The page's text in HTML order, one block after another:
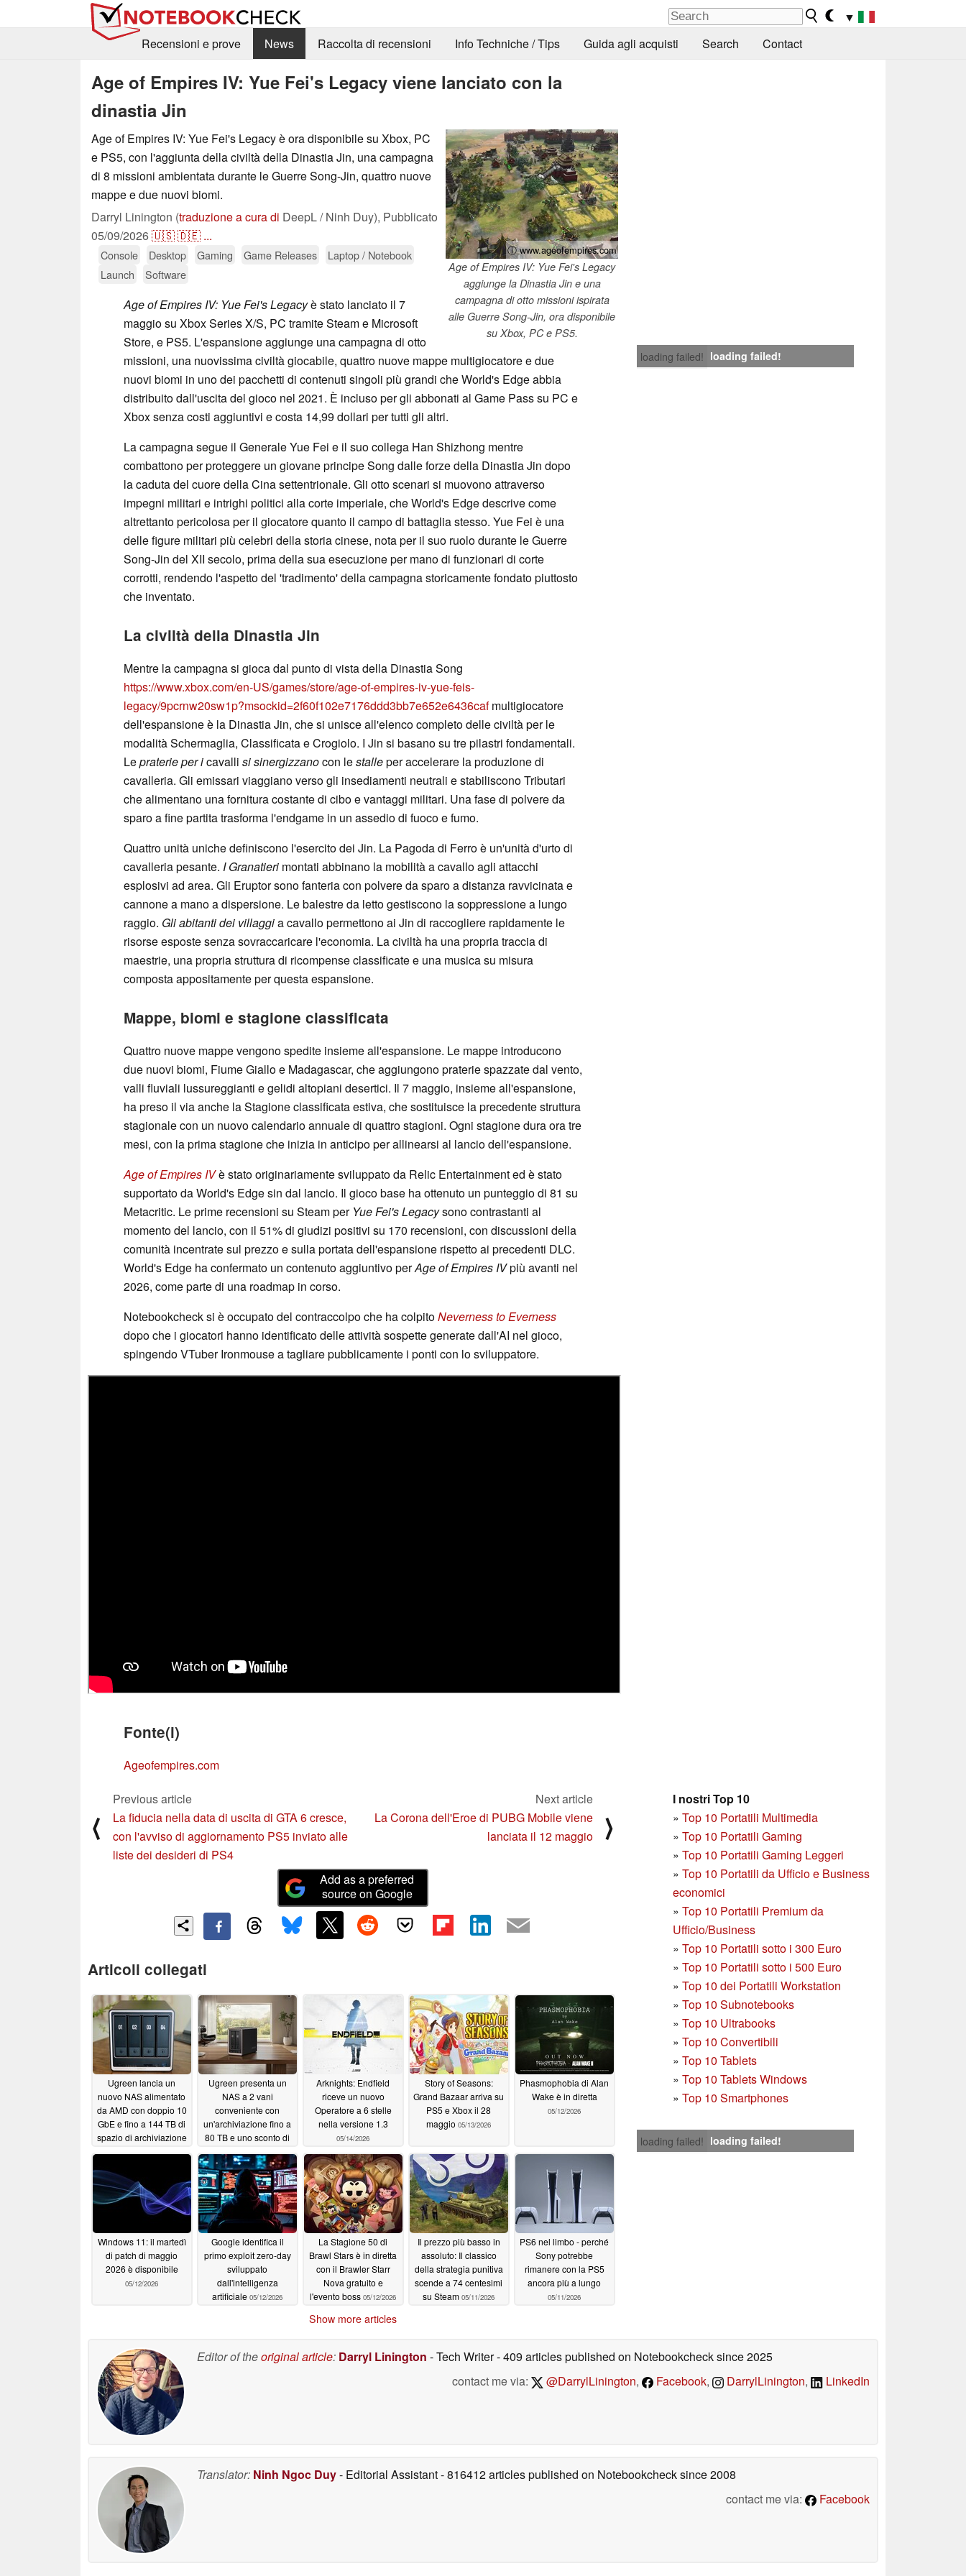
▼
Recensioni e prove
News Raccolta di recensioni Info Techniche / Tips Guida agli acquisti Search Contact
Age of Empires IV: Yue Fei's Legacy viene lanciato con la
dinastia Jin
ⓘ www.ageofempires.com
Age of Empires IV: Yue Fei's Legacy
aggiunge la Dinastia Jin e una
campagna di otto missioni ispirata
alle Guerre Song-Jin, ora disponibile
su Xbox, PC e PS5.
Age of Empires IV: Yue Fei's Legacy è ora disponibile su Xbox, PC
e PS5, con l'aggiunta della civiltà della Dinastia Jin, una campagna
di 8 missioni ambientata durante le Guerre Song-Jin, quattro nuove
mappe e due nuovi biomi.
Darryl Linington (traduzione a cura di DeepL / Ninh Duy), Pubblicato
05/09/2026🇺🇸🇩🇪 ...
Console Desktop Gaming Game Releases
Laptop / Notebook
Launch
Software
loading failed! loading failed!
Age of Empires IV: Yue Fei's Legacyè stato lanciato il 7
maggio su Xbox Series X/S, PC tramite Steam e Microsoft
Store, e PS5. L'espansione aggiunge una campagna di otto
missioni, una nuovissima civiltà giocabile, quattro nuove mappe multigiocatore e due
nuovi biomi in uno dei pacchetti di contenuti singoli più grandi che World's Edge abbia
distribuito dall'uscita del gioco nel 2021. È incluso per gli abbonati al Game Pass su PC e
Xbox senza costi aggiuntivi e costa 14,99 dollari per tutti gli altri.
La campagna segue il Generale Yue Fei e il suo collega Han Shizhong mentre
combattono per proteggere un giovane principe Song dalle forze della Dinastia Jin dopo
la caduta del cuore della Cina settentrionale. Gli otto scenari si muovono attraverso
impegni militari e intrighi politici alla corte imperiale, che World's Edge descrive come
altrettanto pericolosa per il giocatore quanto il campo di battaglia stesso. Yue Fei è una
delle figure militari più celebri della storia cinese, nota per il suo ruolo durante le Guerre
Song-Jin del XII secolo, prima della sua esecuzione per mano di funzionari di corte
corrotti, rendendo l'aspetto del 'tradimento' della campagna storicamente fondato piuttosto
che inventato.
La civiltà della Dinastia Jin
Mentre la campagna si gioca dal punto di vista della Dinastia Song
https://www.xbox.com/en-US/games/store/age-of-empires-iv-yue-feis-
legacy/9pcrnw20sw1p?msockid=2f60f102e7176ddd3bb7e652e6436cafmultigiocatore
dell'espansione è la Dinastia Jin, che si unisce all'elenco completo delle civiltà per le
modalità Schermaglia, Classificata e Crogiolo. I Jin si basano su tre pilastri fondamentali.
Lepraterie per icavalli si sinergizzanocon lestalleper accelerare la produzione di
cavalleria. Gli emissari viaggiano verso gli insediamenti neutrali e stabiliscono Tributari
che alimentano una fornitura costante di cibo e vantaggi militari. Una fase di polvere da
sparo a fine partita trasforma l'endgame in un assedio di fuoco e fumo.
Quattro unità uniche definiscono l'esercito dei Jin. La Pagoda di Ferro è un'unità d'urto di
cavalleria pesante. I Granatieri montati abbinano la mobilità a cavallo agli attacchi
esplosivi ad area. Gli Eruptor sono fanteria con polvere da sparo a distanza ravvicinata e
cannone a mano a dispersione. Le balestre da letto gestiscono la soppressione a lungo
raggio. Gli abitanti dei villaggia cavallo permettono ai Jin di raccogliere rapidamente le
risorse esposte senza sovraccaricare l'economia. La civiltà ha una propria traccia di
maestrie, una propria struttura di ricompense classificate e una musica su misura
composta appositamente per questa espansione.
Mappe, biomi e stagione classificata
Quattro nuove mappe vengono spedite insieme all'espansione. Le mappe introducono
due nuovi biomi, Fiume Giallo e Madagascar, che aggiungono praterie spazzate dal vento,
valli fluviali lussureggianti e gelidi altopiani desertici. Il 7 maggio, insieme all'espansione,
ha preso il via anche la Stagione classificata estiva, che sostituisce la precedente struttura
stagionale con un nuovo calendario annuale di quattro stagioni. Ogni stagione dura ora tre
mesi, con la prima stagione che inizia in anticipo per allinearsi al lancio dell'espansione.
Age of Empires IVè stato originariamente sviluppato da Relic Entertainment ed è stato
supportato da World's Edge sin dal lancio. Il gioco base ha ottenuto un punteggio di 81 su
Metacritic. Le prime recensioni su Steam per Yue Fei's Legacysono contrastanti al
momento del lancio, con il 51% di giudizi positivi su 170 recensioni, con discussioni della
comunità incentrate sul prezzo e sulla portata dell'espansione rispetto ai precedenti DLC.
World's Edge ha confermato un contenuto aggiuntivo perAge of Empires IVpiù avanti nel
2026, come parte di una roadmap in corso.
Notebookcheck si è occupato del contraccolpo che ha colpitoNeverness to Everness
dopo che i giocatori hanno identificato delle attività sospette generate dall'AI nel gioco,
spingendo VTuber Ironmouse a tagliare pubblicamente i ponti con lo sviluppatore.
Fonte(i)
Ageofempires.com
I nostri Top 10
» Top 10 Portatili Multimedia
» Top 10 Portatili Gaming
» Top 10 Portatili Gaming Leggeri
» Top 10 Portatili da Ufficio e Business
economici
» Top 10 Portatili Premium da
Ufficio/Business
» Top 10 Portatili sotto i 300 Euro
» Top 10 Portatili sotto i 500 Euro
» Top 10 dei Portatili Workstation
» Top 10 Subnotebooks
» Top 10 Ultrabooks
» Top 10 Convertibili
» Top 10 Tablets
» Top 10 Tablets Windows
» Top 10 Smartphones
loading failed! loading failed!
⟨
Previous article
La fiducia nella data di uscita di GTA 6 cresce,
con l'avviso di aggiornamento PS5 inviato alle
liste dei desideri di PS4
Next article
La Corona dell'Eroe di PUBG Mobile viene
lanciata il 12 maggio
⟩
Add as a preferred
source on Google
Articoli collegati
Ugreen lancia un
nuovo NAS alimentato
da AMD con doppio 10
GbE e fino a 144 TB di
spazio di archiviazione
06/08/2026
Ugreen presenta un
NAS a 2 vani
conveniente con
un'archiviazione fino a
80 TB e uno sconto di
06/08/2026
Arknights: Endfield
riceve un nuovo
Operatore a 6 stelle
nella versione 1.3
05/14/2026
Story of Seasons:
Grand Bazaar arriva su
PS5 e Xbox il 28
maggio 05/13/2026
Phasmophobia di Alan
Wake è in diretta
05/12/2026
Windows 11: il martedì
di patch di maggio
2026 è disponibile
05/12/2026
Google identifica il
primo exploit zero-day
sviluppato
dall'intelligenza
artificiale 05/12/2026
La Stagione 50 di
Brawl Stars è in diretta
con il Brawler Starr
Nova gratuito e
l'evento boss 05/12/2026
Il prezzo più basso in
assoluto: Il classico
della strategia punitiva
scende a 74 centesimi
su Steam 05/11/2026
PS6 nel limbo - perché
Sony potrebbe
rimanere con la PS5
ancora più a lungo
05/11/2026
Show more articles
Editor of theoriginal article: Darryl Linington - Tech Writer- 409 articles published on Notebookchecksince 2025
contact me via:
@DarrylLinington, Facebook, DarrylLinington, LinkedIn
Translator: Ninh Ngoc Duy- Editorial Assistant- 816412 articles published on Notebookchecksince 2008
contact me via:
Facebook